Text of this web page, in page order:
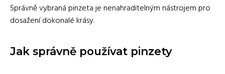
Správně vybraná pinzeta je nenahraditelným nástrojem pro
dosažení dokonalé krásy.
Jak správně používat pinzety